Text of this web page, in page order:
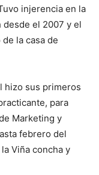
injerencia en la
el 2007 y el
la casa de
hizo sus primeros
para
Marketing y
febrero del
Viña concha y